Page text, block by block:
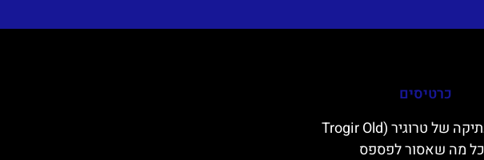
כרטיסים
העיר העתיקה של טרוגיר (Trogir Old